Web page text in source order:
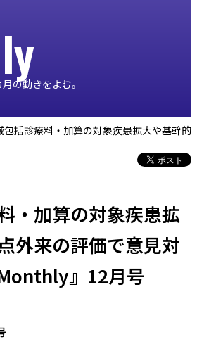
の動きをよむ。
包括診療料・加算の対象疾患拡大や基幹
・加算の対象疾患拡
外来の評価で意見対
』12月号